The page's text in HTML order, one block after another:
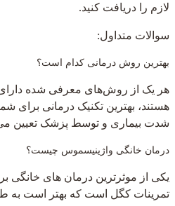
لازم را دریافت کنید.
سوالات متداول:
بهترین روش درمانی کدام است؟
هر یک از روش‌های معرفی شده دارای
هستند، بهترین تکنیک درمانی برای
شدت بیماری و توسط پزشک تعیین
درمان خانگی واژینیسموس چیست؟
یکی از موثرترین درمان های خانگی
تمرینات کگل است که بهتر است به